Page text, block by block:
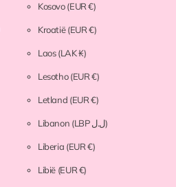
Kosovo(EUR €)
Kroatië(EUR €)
Laos(LAK ₭)
Lesotho(EUR €)
Letland (EUR €)
Libanon (LBP ل.ل)
Liberia (EUR €)
Libië (EUR €)